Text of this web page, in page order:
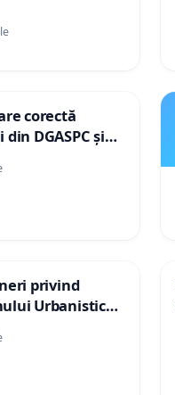
corectă
DGASPC și
privind
Urbanistic
Ialoveni